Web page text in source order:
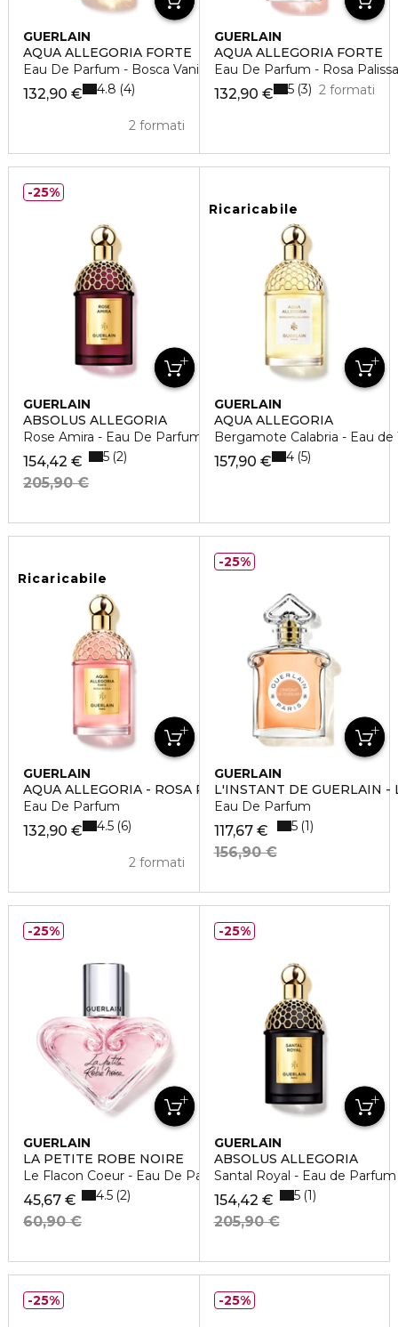
GUERLAIN
AQUA ALLEGORIA FORTE
Eau De Parfum - Bosca Vanilla
132,90 €
2 formati
4.8 4
GUERLAIN
AQUA ALLEGORIA FORTE
Eau De Parfum - Rosa
132,90 € 2 formati
5 3
GUERLAIN
ABSOLUS ALLEGORIA
Rose Amira - Eau De Parfum
154,42 €
205,90 €
5 2
25%
Ricaricabile
GUERLAIN
AQUA ALLEGORIA
Bergamote Calabria - Eau de
157,90 € 4 5
Ricaricabile
GUERLAIN
AQUA ALLEGORIA - ROSA ROSSA FORTE
Eau De Parfum
132,90 €
2 formati
4.5 6
GUERLAIN
L'INSTANT DE GUERLAIN -
Eau De Parfum
117,67 €
156,90 €
5 1
25%
GUERLAIN
LA PETITE ROBE NOIRE
Le Flacon Coeur - Eau De Parfum
45,67 €
60,90 €
4.5 2
25%
GUERLAIN
ABSOLUS ALLEGORIA
Santal Royal - Eau de Parfum
154,42 €
205,90 €
5 1
25%
25% 25%